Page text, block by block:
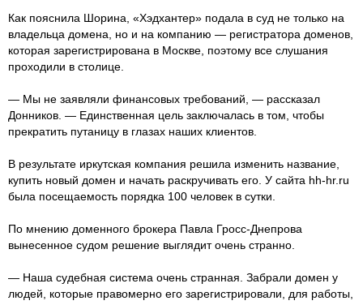
Как пояснила Шорина, «Хэдхантер» подала в суд не только на
владельца домена, но и на компанию — регистратора доменов,
которая зарегистрирована в Москве, поэтому все слушания
проходили в столице.
— Мы не заявляли финансовых требований, — рассказал
Донников. — Единственная цель заключалась в том, чтобы
прекратить путаницу в глазах наших клиентов.
В результате иркутская компания решила изменить название,
купить новый домен и начать раскручивать его. У сайта hh-hr.ru
была посещаемость порядка 100 человек в сутки.
По мнению доменного брокера Павла Гросс-Днепрова
вынесенное судом решение выглядит очень странно.
— Наша судебная система очень странная. Забрали домен у
людей, которые правомерно его зарегистрировали, для работы,